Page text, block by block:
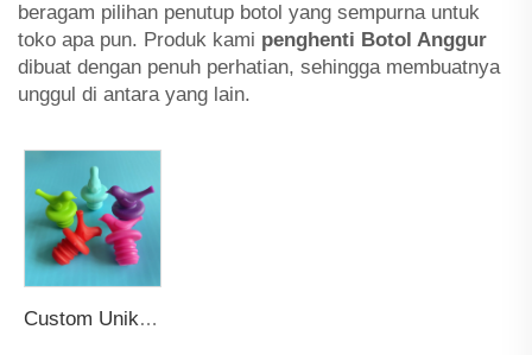
beragam pilihan penutup botol yang sempurna untuk
toko apa pun. Produk kami penghenti Botol Anggur
dibuat dengan penuh perhatian, sehingga membuatnya
unggul di antara yang lain.
Custom Unik Reusable Penyumbat Botol Anggur Silikon Souvenir Pernikahan Personalisasi dengan Penutup Tembak Penyegel